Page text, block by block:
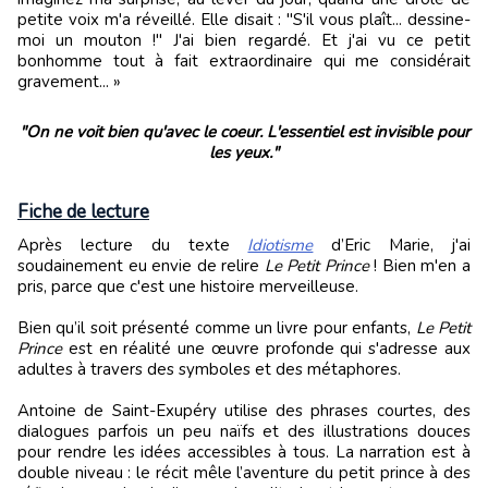
petite voix m'a réveillé. Elle disait : "S'il vous plaît... dessine-
moi un mouton !" J'ai bien regardé. Et j'ai vu ce petit
bonhomme tout à fait extraordinaire qui me considérait
gravement... »
"On ne voit bien qu'avec le coeur. L'essentiel est invisible pour
les yeux."
Fiche de lecture
Après lecture du texte Idiotismed’Eric Marie, j'ai
soudainement eu envie de relire Le Petit Prince! Bien m'en a
pris, parce que c'est une histoire merveilleuse.
Bien qu’il soit présenté comme un livre pour enfants, Le Petit
Princeest en réalité une œuvre profonde qui s'adresse aux
adultes à travers des symboles et des métaphores.
Antoine de Saint-Exupéry utilise des phrases courtes, des
dialogues parfois un peu naïfs et des illustrations douces
pour rendre les idées accessibles à tous. La narration est à
double niveau : le récit mêle l’aventure du petit prince à des